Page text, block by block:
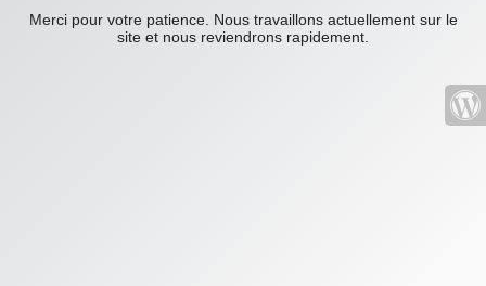
Merci pour votre patience. Nous travaillons actuellement sur le
site et nous reviendrons rapidement.